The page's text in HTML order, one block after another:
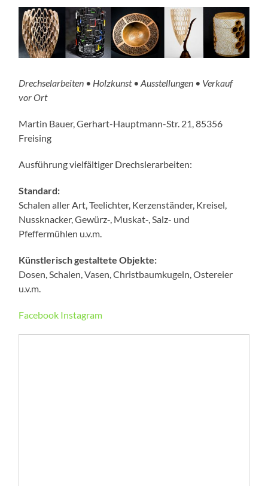
Drechselarbeiten • Holzkunst • Ausstellungen • Verkauf
vor Ort
Martin Bauer, Gerhart-Hauptmann-Str. 21, 85356
Freising
Ausführung vielfäl­tiger Drechslerarbeiten:
Standard:
Schalen aller Art, Teelichter, Kerzenständer, Kreisel,
Nussknacker, Gewürz‑, Muskat‑, Salz- und
Pfeffermühlen u.v.m.
Künstlerisch gestaltete Objekte:
Dosen, Schalen, Vasen, Christbaumkugeln, Ostereier
u.v.m.
Facebook Instagram